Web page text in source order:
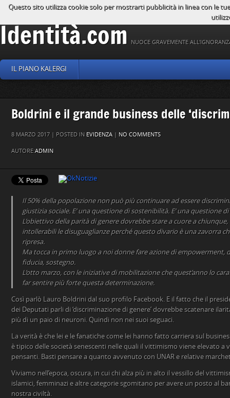
Identità.com NUOCE GRAVEMENTE
IL PIANO KALERGI
Boldrini e il grande business delle
8 MARZO 2017 | POSTED IN EVIDENZA | NO COMMENTS
AUTORE:ADMIN
Il 50% della popolazione non può più continuare ad essere
giustizia sociale. E’ una questione di sostenibilità. E’ una questione
L’obiettivo della parità di genere dovrebbe stare a cuore a
intollerabili le disuguaglianze perché questo divario è una zavorra
ripresa.
Ma tocca in primo luogo a noi donne fare azione di empowerment,
fiducia, sostegno.
L’otto marzo, con le iniziative di mobilitazione che quest’anno lo
far sentire più forte questa determinazione.
Così parlò Lauro Boldrini dal suo profilo Facebook. E il fatto che il
dei Deputati parli di ‘discriminazione di genere’ dovrebbe scatenare
più di un paio di neuroni. Quindi non nei suoi seguaci.
La verità è che lei e le fanatiche come lei hanno fatto carriera sul
è tipico delle società senescenti nelle quali il vittimismo viene elevato a
pensanti. Basti pensare a quanto avvenuto con UNAR e relative
Viviamo nell’epoca, oscura, in cui chi alza più in alto il vessillo del
islamici, femminazi e altre categorie sgomitano per avere un posto al
nostra civiltà.
Questo sito utilizza cookie solo per mostrarti pubblicità in linea con le